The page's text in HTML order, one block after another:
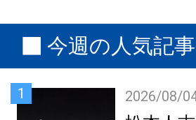
今週の人気記事
1 2026/08/